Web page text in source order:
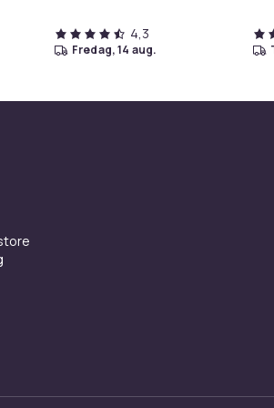
4,3
fredag, 14 aug.